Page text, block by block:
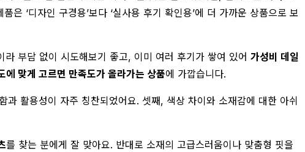
은 ‘디자인 구경용’보다 ‘실사용 후기 확인용’에 더 가까운 상품으로 보
부담 없이 시도해보기 좋고, 이미 여러 후기가 쌓여 있어 가성비 데일
에 맞게 고르면 만족도가 올라가는 상품에 가깝습니다.
활용성이 자주 칭찬되었어요. 셋째, 색상 차이와 소재감에 대한 아쉬
를 찾는 분에게 잘 맞아요. 반대로 소재의 고급스러움이나 맞춤형 핏을